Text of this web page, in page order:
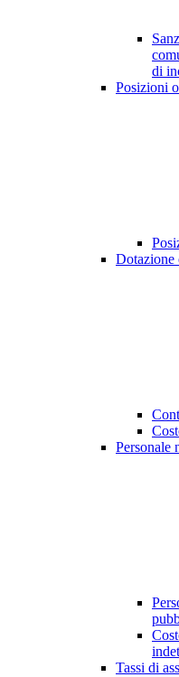
di
Posizioni
Dotazione
Personale
Tassi di